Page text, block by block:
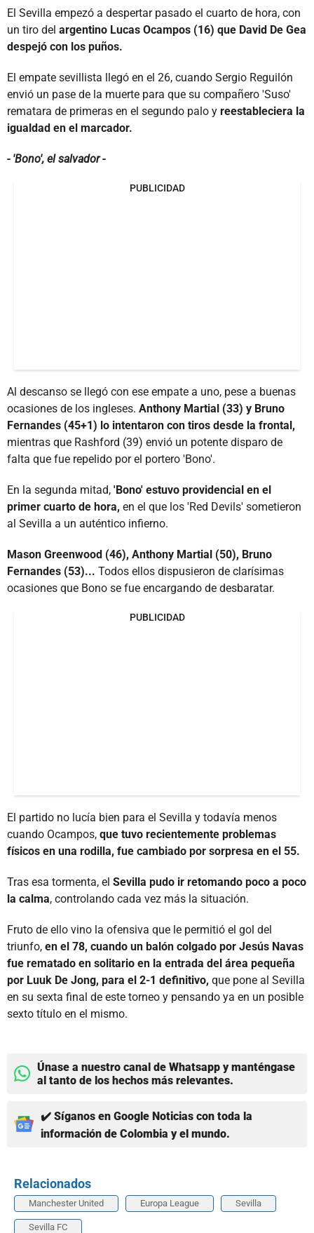
El Sevilla empezó a despertar pasado el cuarto de hora, con
un tiro del argentino Lucas Ocampos (16) que David De Gea
despejó con los puños.
El empate sevillista llegó en el 26, cuando Sergio Reguilón
envió un pase de la muerte para que su compañero 'Suso'
rematara de primeras en el segundo palo y reestableciera la
igualdad en el marcador.
- 'Bono', el salvador -
PUBLICIDAD
Al descanso se llegó con ese empate a uno, pese a buenas
ocasiones de los ingleses. Anthony Martial (33) y Bruno
Fernandes (45+1) lo intentaron con tiros desde la frontal,
mientras que Rashford (39) envió un potente disparo de
falta que fue repelido por el portero 'Bono'.
En la segunda mitad, 'Bono' estuvo providencial en el
primer cuarto de hora, en el que los 'Red Devils' sometieron
al Sevilla a un auténtico infierno.
Mason Greenwood (46), Anthony Martial (50), Bruno
Fernandes (53)... Todos ellos dispusieron de clarísimas
ocasiones que Bono se fue encargando de desbaratar.
PUBLICIDAD
El partido no lucía bien para el Sevilla y todavía menos
cuando Ocampos, que tuvo recientemente problemas
físicos en una rodilla, fue cambiado por sorpresa en el 55.
Tras esa tormenta, el Sevilla pudo ir retomando poco a poco
la calma, controlando cada vez más la situación.
Fruto de ello vino la ofensiva que le permitió el gol del
triunfo, en el 78, cuando un balón colgado por Jesús Navas
fue rematado en solitario en la entrada del área pequeña
por Luuk De Jong, para el 2-1 definitivo, que pone al Sevilla
en su sexta final de este torneo y pensando ya en un posible
sexto título en el mismo.
Únase a nuestro canal de Whatsapp y manténgase
al tanto de los hechos más relevantes.
✔️ Síganos en Google Noticias con toda la
información de Colombia y el mundo.
Relacionados
Manchester United Europa League Sevilla
Sevilla FC